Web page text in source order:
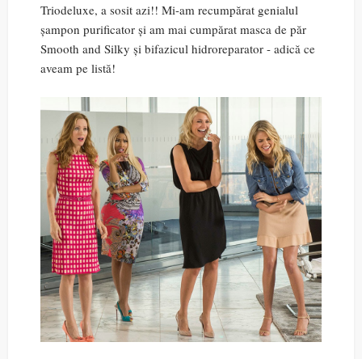
Triodeluxe, a sosit azi!! Mi-am recumpărat genialul
șampon purificator și am mai cumpărat masca de păr
Smooth and Silky și bifazicul hidroreparator - adică ce
aveam pe listă!